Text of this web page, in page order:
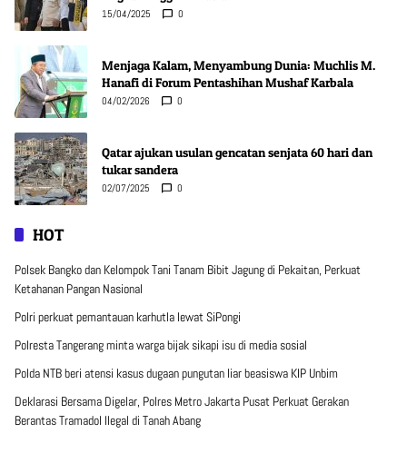
15/04/2025 0
Menjaga Kalam, Menyambung Dunia: Muchlis M.
Hanafi di Forum Pentashihan Mushaf Karbala
04/02/2026 0
Qatar ajukan usulan gencatan senjata 60 hari dan
tukar sandera
02/07/2025 0
HOT
Polsek Bangko dan Kelompok Tani Tanam Bibit Jagung di Pekaitan, Perkuat
Ketahanan Pangan Nasional
Polri perkuat pemantauan karhutla lewat SiPongi
Polresta Tangerang minta warga bijak sikapi isu di media sosial
Polda NTB beri atensi kasus dugaan pungutan liar beasiswa KIP Unbim
Deklarasi Bersama Digelar, Polres Metro Jakarta Pusat Perkuat Gerakan
Berantas Tramadol Ilegal di Tanah Abang